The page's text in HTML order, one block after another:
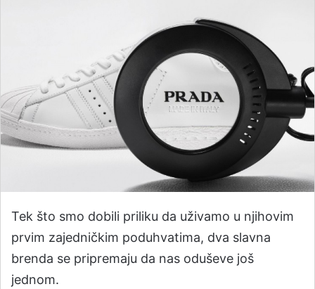
​Tek što smo dobili priliku da uživamo u njihovim
prvim zajedničkim poduhvatima, dva slavna
brenda se pripremaju da nas oduševe još
jednom.